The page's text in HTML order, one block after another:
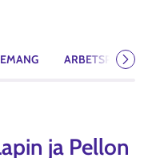
ja Pellon